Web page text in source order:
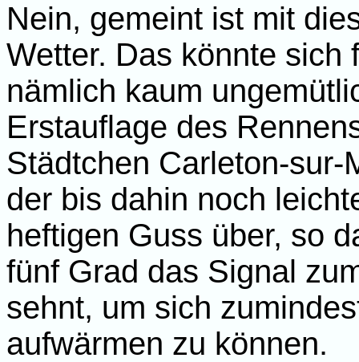
Nein, gemeint ist mit
Wetter. Das könnte sich
nämlich kaum
Erstauflage des
Städtchen Carleton-sur-
der bis dahin noch
heftigen Guss über, so
fünf Grad das Signal
sehnt, um sich
aufwärmen zu können.